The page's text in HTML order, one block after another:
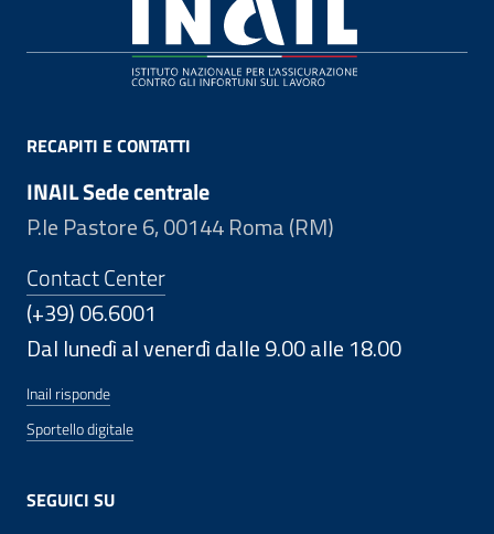
RECAPITI E CONTATTI
INAIL Sede centrale
P.le Pastore 6, 00144 Roma (RM)
Contact Center
(+39) 06.6001
Dal lunedì al venerdì dalle 9.00 alle 18.00
Inail risponde
Sportello digitale
SEGUICI SU